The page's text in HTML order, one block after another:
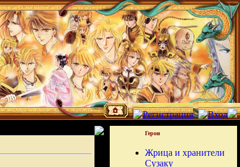
Герои
Жрица и хранители
Сузаку